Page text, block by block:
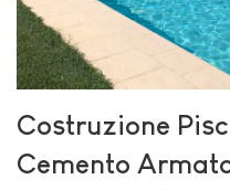
Costruzione
Cemento